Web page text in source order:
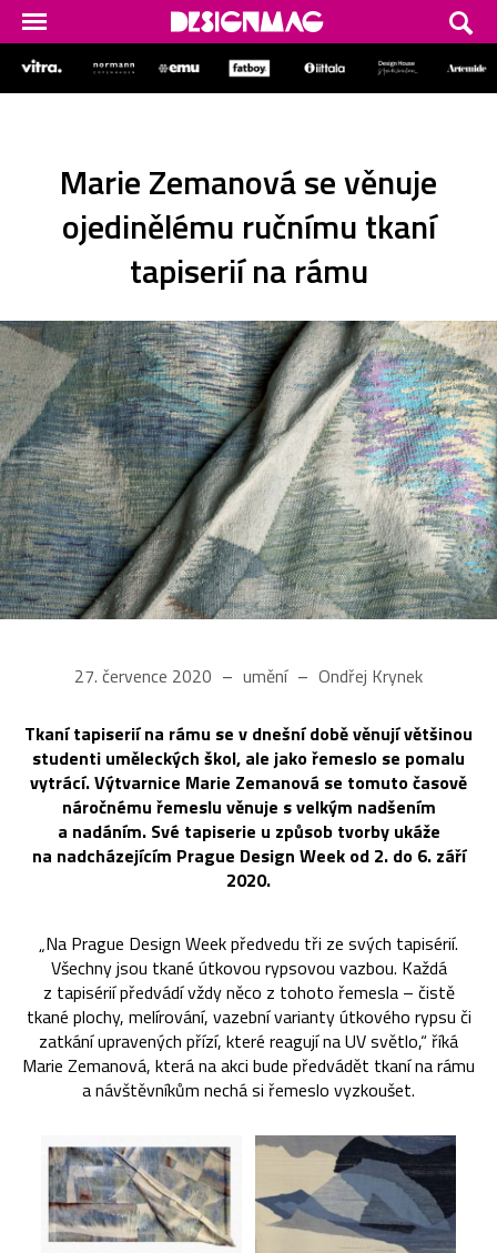
Marie Zemanová se věnuje
ojedinělému ručnímu tkaní
tapiserií na rámu
27. července 2020 umění Ondřej Krynek
Tkaní tapiserií na rámu se v dnešní době věnují většinou
studenti uměleckých škol, ale jako řemeslo se pomalu
vytrácí. Výtvarnice Marie Zemanová se tomuto časově
náročnému řemeslu věnuje s velkým nadšením
a nadáním. Své tapiserie u způsob tvorby ukáže
na nadcházejícím Prague Design Week od 2. do 6. září
2020.
„Na Prague Design Week předvedu tři ze svých tapisérií.
Všechny jsou tkané útkovou rypsovou vazbou. Každá
z tapisérií předvádí vždy něco z tohoto řemesla – čistě
tkané plochy, melírování, vazební varianty útkového rypsu či
zatkání upravených přízí, které reagují na UV světlo,“ říká
Marie Zemanová, která na akci bude předvádět tkaní na rámu
a návštěvníkům nechá si řemeslo vyzkoušet.